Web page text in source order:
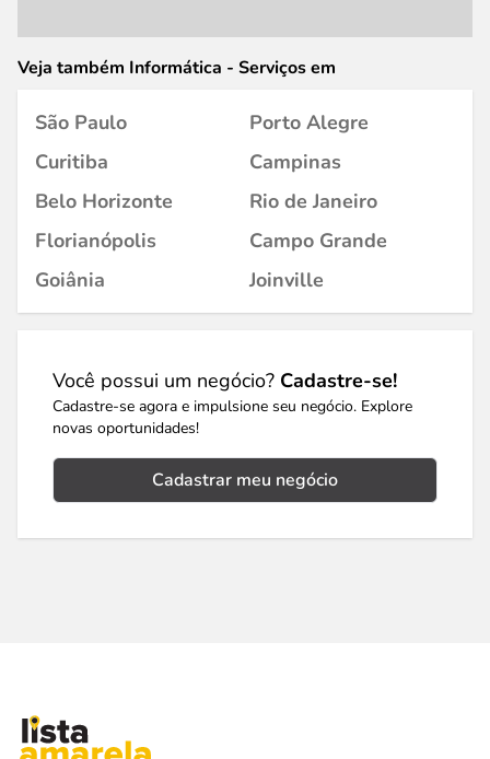
Veja também Informática - Serviços em
São Paulo
Porto Alegre
Curitiba
Campinas
Belo Horizonte
Rio de Janeiro
Florianópolis
Campo Grande
Goiânia
Joinville
Você possui um negócio? Cadastre-se!
Cadastre-se agora e impulsione seu negócio. Explore
novas oportunidades!
Cadastrar meu negócio